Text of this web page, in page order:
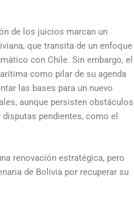
de los juicios marcan un
que transita de un enfoque
con Chile. Sin embargo, el
como pilar de su agenda
las bases para un nuevo
aunque persisten obstáculos
pendientes, como el
renovación estratégica, pero
de Bolivia por recuperar su